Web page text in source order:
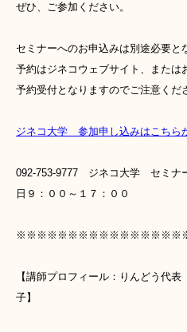
ぜひ、ご参加ください。
セミナーへのお申込みは別途必要と
予約はジネコウェブサイト、または
予約受付となりますのでご注意くだ
ジネコ大学 参加申し込みはこちら
092-753-9777 ジネコ大学 セミ
日９：００～１７：００
【講師プロフィール：りんどう代
子】